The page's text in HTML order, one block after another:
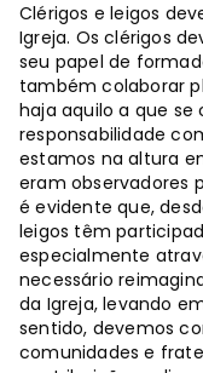
Clérigos e leigos
Igreja. Os clérigos
seu papel de
também colaborar
haja aquilo a que
responsabilidade
estamos na altura
eram observadores
é evidente que,
leigos têm
especialmente
necessário
da Igreja, levando
sentido, devemos
comunidades e